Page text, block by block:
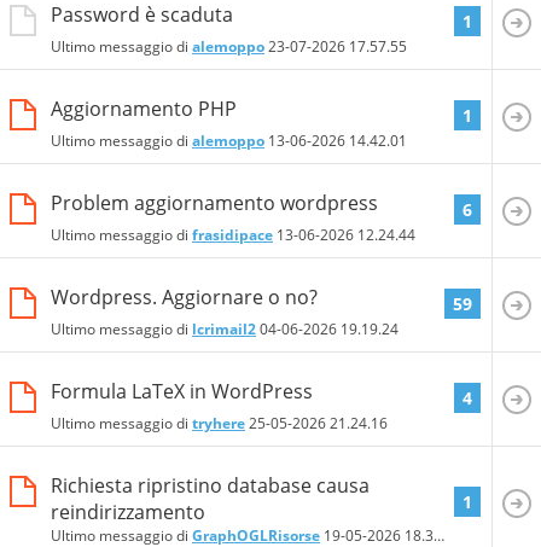
Password è scaduta
Ultimo messaggio di alemoppo23-07-2026 17.57.55
1
Aggiornamento PHP
Ultimo messaggio di alemoppo 13-06-2026 14.42.01
1
Problem aggiornamento wordpress
Ultimo messaggio di frasidipace 13-06-2026 12.24.44
6
Wordpress. Aggiornare o no?
Ultimo messaggio di lcrimail204-06-2026 19.19.24
59
Formula LaTeX in WordPress
Ultimo messaggio di tryhere25-05-202621.24.16
4
Richiesta ripristino database causa
reindirizzamento
Ultimo messaggio di GraphOGLRisorse 19-05-2026 18.31.03
1